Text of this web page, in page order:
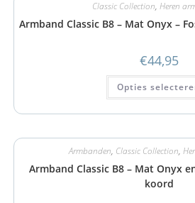
Classic Collection, Heren
Armband Classic B8 – Mat Onyx –
€44,95
Opties
Armbanden, Classic Collection,
Armband Classic B8 – Mat Onyx
koord